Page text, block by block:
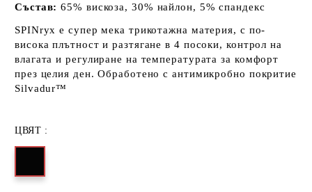
Състав: 65% вискоза, 30% найлон, 5% спандекс
SPINryx е супер мека трикотажна материя, с по-
висока плътност и разтягане в 4 посоки, контрол на
влагата и регулиране на температурата за комфорт
през целия ден. Обработено с антимикробно покритие
Silvadur™
ЦВЯТ :